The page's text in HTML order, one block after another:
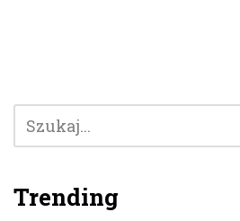
Trending